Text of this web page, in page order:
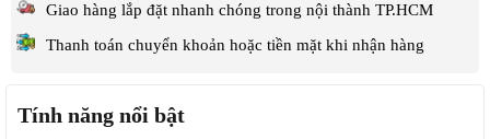
Giao hàng lắp đặt nhanh chóng trong nội thành TP.HCM
Thanh toán chuyển khoản hoặc tiền mặt khi nhận hàng
Tính năng nổi bật